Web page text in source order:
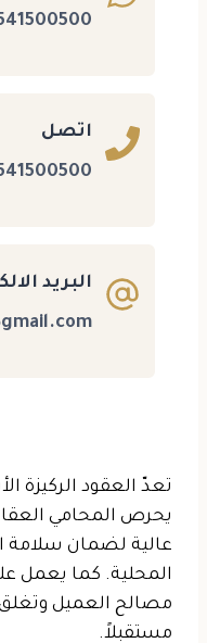
اتصل
البريد
تعدّ العقود الركيزة
يحرص المحامي
عالية لضمان سلامة
المحلية. كما يعمل
مصالح العميل
مستقبلاً.